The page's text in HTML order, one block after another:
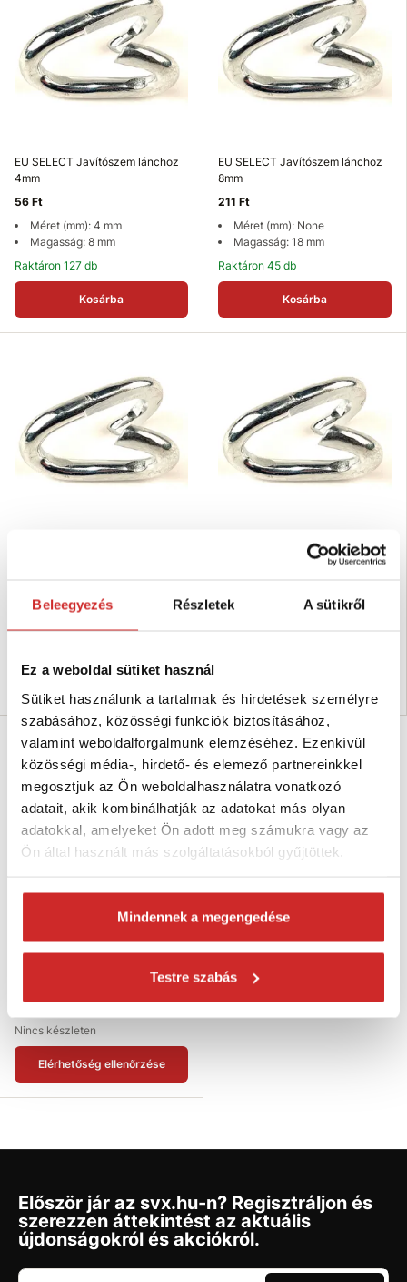
Beleegyezés Részletek A sütikről
Ez a weboldal sütiket használ
Sütiket használunk a tartalmak és hirdetések személyre
szabásához, közösségi funkciók biztosításához,
valamint weboldalforgalmunk elemzéséhez. Ezenkívül
közösségi média-, hirdető- és elemező partnereinkkel
megosztjuk az Ön weboldalhasználatra vonatkozó
adatait, akik kombinálhatják az adatokat más olyan
adatokkal, amelyeket Ön adott meg számukra vagy az
Ön által használt más szolgáltatásokból gyűjtöttek.
Mindennek a megengedése
Testre szabás
EU SELECT Javítószem lánchoz
4mm
56 Ft
Méret (mm): 4 mm
Magasság: 8 mm
Raktáron 127 db
Kosárba
EU SELECT Javítószem lánchoz
8mm
211 Ft
Méret (mm): None
Magasság: 18 mm
Raktáron 45 db
Kosárba
Méret (mm): 10 mm
EU SELECT Javítószem lánchoz
Méret (mm): 7 mm
EU SELECT Javítószem lánchoz
3mm
Magasság: 7 mm
Nincs készleten
Elérhetőség ellenőrzése
Először jár az svx.hu-n? Regisztráljon és
szerezzen áttekintést az aktuális
újdonságokról és akciókról.